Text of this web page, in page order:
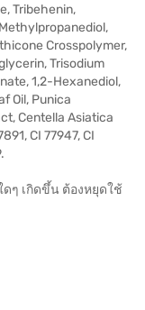
Tribehenin,
Crosspolymer,
Trisodium
1,2-Hexanediol,
Oil, Punica
Centella Asiatica
CI 77947, CI
ๆ เกิดขึ้น ต้องหยุดใช้